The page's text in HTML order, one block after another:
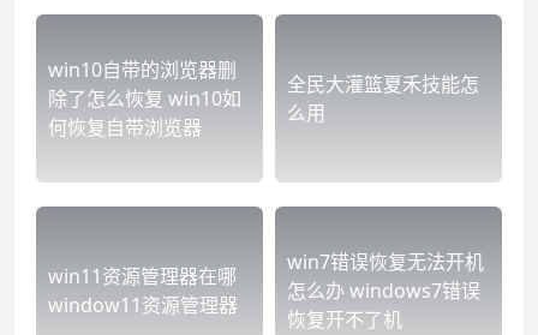
win10自带的浏览器删
除了怎么恢复 win10如
何恢复自带浏览器
全民大灌篮夏禾技能怎
么用
win11资源管理器在哪
window11资源管理器
win7错误恢复无法开机
怎么办 windows7错误
恢复开不了机